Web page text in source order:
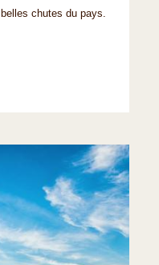
chutes du pays.